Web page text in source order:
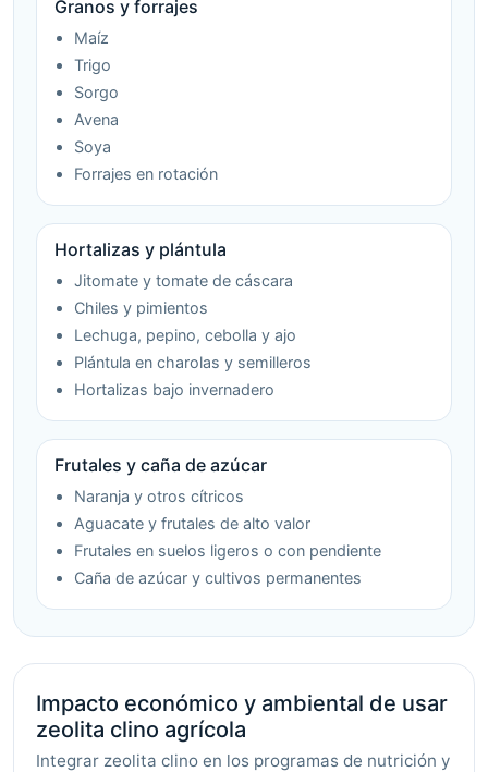
Granos y forrajes
Maíz
Trigo
Sorgo
Avena
Soya
Forrajes en rotación
Hortalizas y plántula
Jitomate y tomate de cáscara
Chiles y pimientos
Lechuga, pepino, cebolla y ajo
Plántula en charolas y semilleros
Hortalizas bajo invernadero
Frutales y caña de azúcar
Naranja y otros cítricos
Aguacate y frutales de alto valor
Frutales en suelos ligeros o con pendiente
Caña de azúcar y cultivos permanentes
Impacto económico y ambiental de usar
zeolita clino agrícola
Integrar zeolita clino en los programas de nutrición y